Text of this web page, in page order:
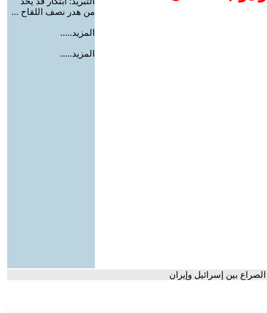
من هدر نصف اللقاح ...
المزيد.....
المزيد.....
بين إسرائيل وإيران